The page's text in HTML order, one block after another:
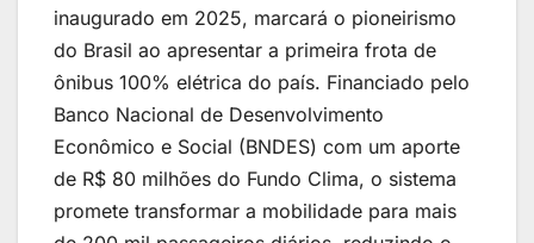
inaugurado em 2025, marcará o pioneirismo
do Brasil ao apresentar a primeira frota de
ônibus 100% elétrica do país. Financiado pelo
Banco Nacional de Desenvolvimento
Econômico e Social (BNDES) com um aporte
de R$ 80 milhões do Fundo Clima, o sistema
promete transformar a mobilidade para mais